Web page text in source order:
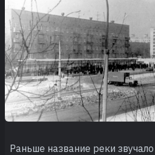
Раньше название реки